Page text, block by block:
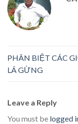
PHÂN BIỆT CÁC
LÁ GỪNG
Leave a Reply
You must be logged